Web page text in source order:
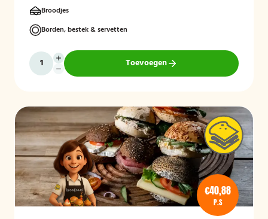
Broodjes
Borden, bestek & servetten
Toevoegen
€40,88
P.S